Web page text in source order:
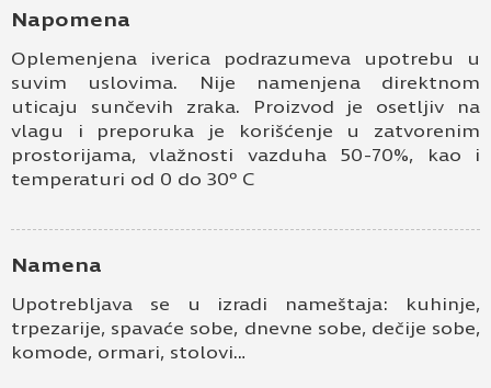
Kontakt telefon
Prihvatam
Prijavljujem se za vesti i obaveštenja putem
elektronske pošte.
Pošaljite UPIT
Napomena
Oplemenjena iverica podrazumeva upotrebu u
suvim uslovima. Nije namenjena direktnom
uticaju sunčevih zraka. Proizvod je osetljiv na
vlagu i preporuka je korišćenje u zatvorenim
prostorijama, vlažnosti vazduha 50-70%, kao i
temperaturi od 0 do 30º C
Namena
Upotrebljava se u izradi nameštaja: kuhinje,
trpezarije, spavaće sobe, dnevne sobe, dečije sobe,
komode, ormari, stolovi…